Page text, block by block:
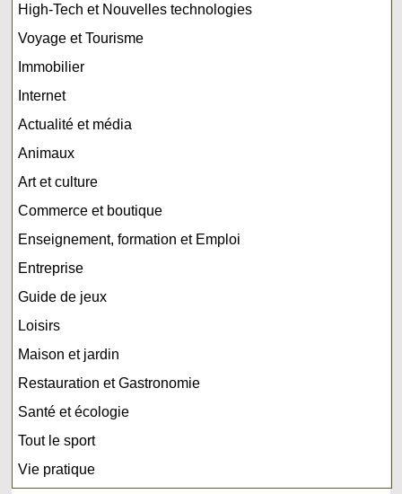
High-Tech et Nouvelles technologies
Voyage et Tourisme
Immobilier
Internet
Actualité et média
Animaux
Art et culture
Commerce et boutique
Enseignement, formation et Emploi
Entreprise
Guide de jeux
Loisirs
Maison et jardin
Restauration et Gastronomie
Santé et écologie
Tout le sport
Vie pratique